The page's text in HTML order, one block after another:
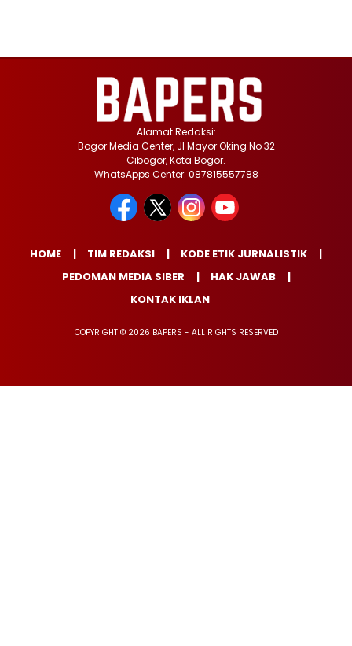
Alamat Redaksi:
Bogor Media Center, Jl Mayor Oking No 32
Cibogor, Kota Bogor.
WhatsApps Center: 087815557788
HOME TIM REDAKSI
KODE ETIK JURNALISTIK
PEDOMAN MEDIA SIBER
HAK JAWAB
KONTAK IKLAN
COPYRIGHT © 2026 BAPERS - ALL RIGHTS RESERVED